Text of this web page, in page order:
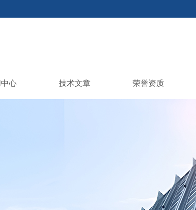
心 技术文章 荣誉资质